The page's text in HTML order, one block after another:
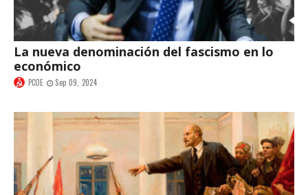
La nueva denominación del fascismo en lo
económico
PCOE Sep 09, 2024